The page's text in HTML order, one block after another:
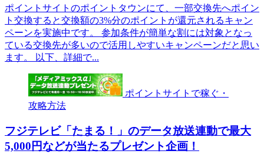
ポイントサイトのポイントタウンにて、一部交換先へポイン
ト交換すると交換額の3%分のポイントが還元されるキャン
ペーンを実施中です。 参加条件が簡単な割には対象となっ
ている交換先が多いので活用しやすいキャンペーンだと思い
ます。 以下、詳細で...
ポイントサイトで稼ぐ・
攻略方法
フジテレビ「たまる！」のデータ放送連動で最大
5,000円などが当たるプレゼント企画！